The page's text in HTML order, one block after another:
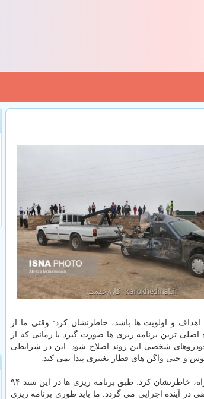
و اولویت ها باشد، خاطرنشان كرد: وقتی ما از
ترین برنامه ریزی ها صورت گیرد یا زمانی كه از
شخصی این روند اصلاح شود. این در شرایطی
و حتی واگن های قطار تغییری پیدا نمی كند.
معاون حمل و نقل وزیر راه و شهرسازی درباره جزئیات استراتژی حمل و نقل وزارت راه، خاطرنشان كرد: طبق برنامه ریزی ها در این سند ۹۴
كار قرار گرفته و مابقی در آینده اجرایی می گردد. ما باید طوری برنامه ریزی